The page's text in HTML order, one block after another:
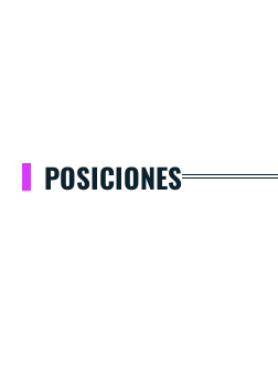
POSICIONES